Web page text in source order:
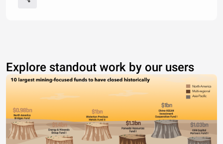
Explore standout work by our users